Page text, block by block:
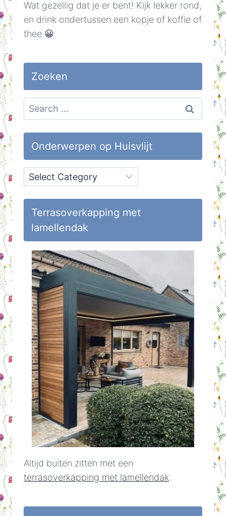
Wat gezellig dat je er bent! Kijk lekker rond,
en drink ondertussen een kopje of koffie of
thee 😀
Zoeken
Search
for:
Onderwerpen op Huisvlijt
Onderwerpen
op
Huisvlijt
Terrasoverkapping met
lamellendak
Altijd buiten zitten met een
terrasoverkapping met lamellendak.